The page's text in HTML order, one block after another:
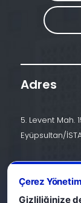
Adres
5. Levent Mah.
Eyüpsultan/
+90 (212) 924
Çerez
Gizliliğinize